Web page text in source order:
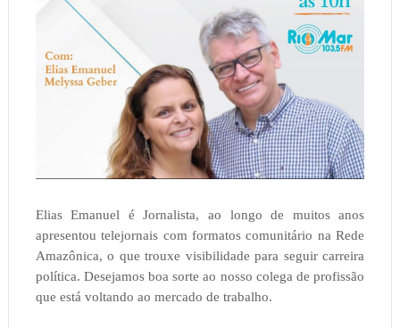
Elias Emanuel é Jornalista, ao longo de muitos anos
apresentou telejornais com formatos comunitário na Rede
Amazônica, o que trouxe visibilidade para seguir carreira
política. Desejamos boa sorte ao nosso colega de profissão
que está voltando ao mercado de trabalho.